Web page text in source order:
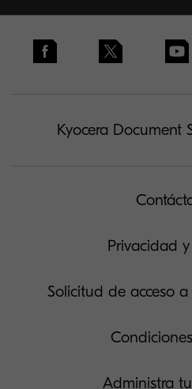
Kyocera Document
Privacidad
Solicitud de acceso
Administra